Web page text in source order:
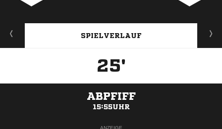
SPIELVERLAUF
25'
ABPFIFF
15:55UHR
ANZEIGE